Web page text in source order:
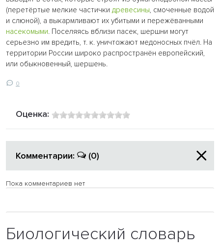
(перетёртые мелкие частички древесины, смоченные водой
и слюной), а выкармливают их убитыми и пережёванными
насекомыми. Поселяясь вблизи пасек, шершни могут
серьезно им вредить, т. к. уничтожают медоносных пчёл. На
территории России широко распространён европейский,
или обыкновенный, шершень.
0
Оценка:
Комментарии: (0)
Пока комментариев нет
Биологический словарь